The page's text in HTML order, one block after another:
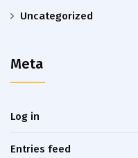
Uncategorized
Meta
Log in
Entries feed